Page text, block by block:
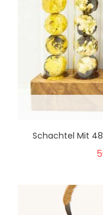
Schachtel Mit